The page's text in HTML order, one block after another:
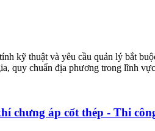
kỹ thuật và yêu cầu quản lý bắt
quy chuẩn địa phương trong lĩnh
chưng áp cốt thép - Thi